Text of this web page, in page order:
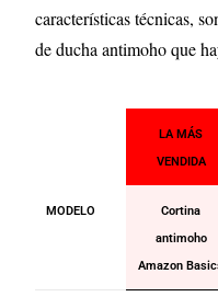
características técnicas,
de ducha antimoho que
LA MÁS
VENDIDA
MODELO
Cortina
antimoho
Amazon